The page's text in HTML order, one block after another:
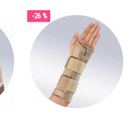
-26 %